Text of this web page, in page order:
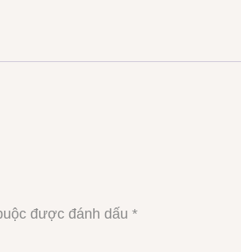
được đánh dấu *